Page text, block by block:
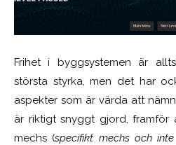
Frihet i byggsystemen är
största styrka, men det har
aspekter som är värda att
är riktigt snyggt gjord,
mechs (specifikt mechs och inte